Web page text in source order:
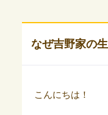
なぜ吉野家の
こんにちは！